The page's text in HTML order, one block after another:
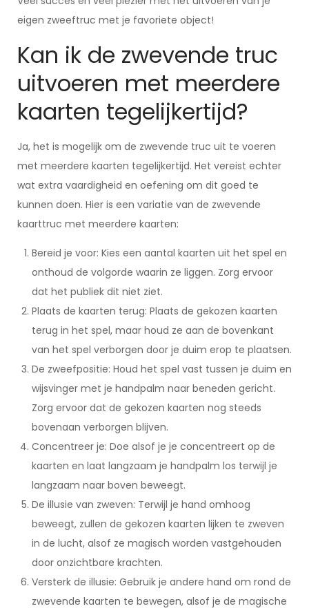
eigen zweeftruc met je favoriete object!
Kan ik de zwevende truc
uitvoeren met meerdere
kaarten tegelijkertijd?
Ja, het is mogelijk om de zwevende truc uit te voeren
met meerdere kaarten tegelijkertijd. Het vereist echter
wat extra vaardigheid en oefening om dit goed te
kunnen doen. Hier is een variatie van de zwevende
kaarttruc met meerdere kaarten:
Bereid je voor: Kies een aantal kaarten uit het spel en
onthoud de volgorde waarin ze liggen. Zorg ervoor
dat het publiek dit niet ziet.
Plaats de kaarten terug: Plaats de gekozen kaarten
terug in het spel, maar houd ze aan de bovenkant
van het spel verborgen door je duim erop te plaatsen.
De zweefpositie: Houd het spel vast tussen je duim en
wijsvinger met je handpalm naar beneden gericht.
Zorg ervoor dat de gekozen kaarten nog steeds
bovenaan verborgen blijven.
Concentreer je: Doe alsof je je concentreert op de
kaarten en laat langzaam je handpalm los terwijl je
langzaam naar boven beweegt.
De illusie van zweven: Terwijl je hand omhoog
beweegt, zullen de gekozen kaarten lijken te zweven
in de lucht, alsof ze magisch worden vastgehouden
door onzichtbare krachten.
Versterk de illusie: Gebruik je andere hand om rond de
zwevende kaarten te bewegen, alsof je de magische